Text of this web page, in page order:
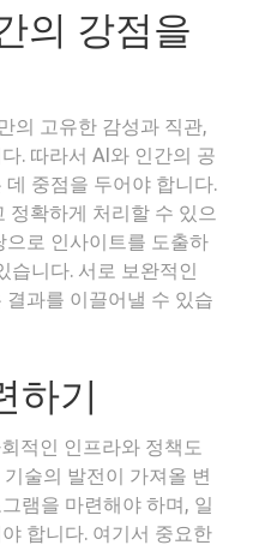
의 강점을
의 고유한 감성과 직관,
. 따라서 AI와 인간의 공
중점을 두어야 합니다.
정확하게 처리할 수 있으
으로 인사이트를 도출하
습니다. 서로 보완적인
과를 이끌어낼 수 있습
하기
적인 인프라와 정책도
술의 발전이 가져올 변
램을 마련해야 하며, 일
합니다. 여기서 중요한